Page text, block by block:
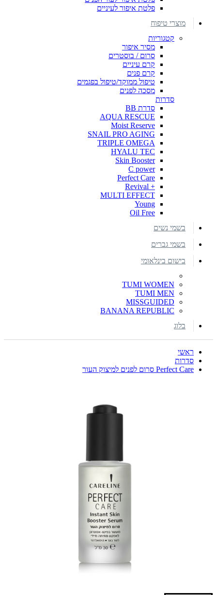
פלטת איפור לעיניים
מוצרי טיפוח
קטגוריות
מסיר איפור
סרום / בוסטרים
קרם עיניים
קרם פנים
טיפול ממוקד/טיפול בפגמים
מסכה לפנים
סדרות
סדרת BB
AQUA RESCUE
Moist Reserve
SNAIL PRO AGING
TRIPLE OMEGA
HYALU TEC
Skin Booster
C power
Perfect Care
+ Revival
MULTI EFFECT
Young
Oil Free
בשמי נשים
בשמי גברים
בישום בינלאומי
TUMI WOMEN
TUMI MEN
MISSGUIDED
BANANA REPUBLIC
בלוג
ראשי
סדרות
Perfect Care סרום לפנים למיצוק העור